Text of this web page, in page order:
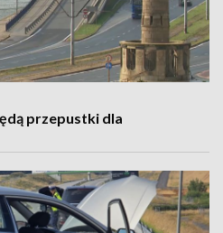
przepustki dla